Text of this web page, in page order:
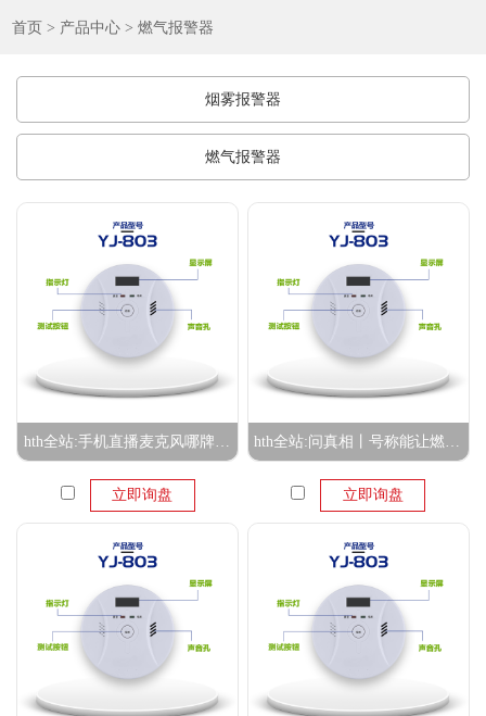
首页 > 产品中心 >燃气报警器
烟雾报警器
燃气报警器
hth全站:手机直播麦克风哪牌子好？2026年五大品牌横评游戏K歌播客全场景覆盖
立即询盘
hth全站:问真相丨号称能让燃气表少走字的“省气神器”真省气吗？擅自使用有何后果？
立即询盘